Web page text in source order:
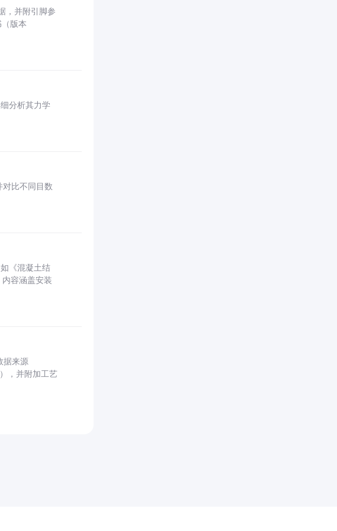
，并附引脚参
版本
分析其力学
对比不同目数
《混凝土结
内容涵盖安装
据来源
，并附加工艺